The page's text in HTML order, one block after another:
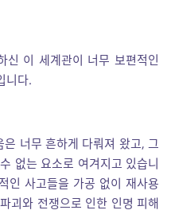
신 이 세계관이 너무 보편적인
니다.
너무 흔하게 다뤄져 왔고, 그
없는 요소로 여겨지고 있습니
인 사고들을 가공 없이 재사용
괴와 전쟁으로 인한 인명 피해